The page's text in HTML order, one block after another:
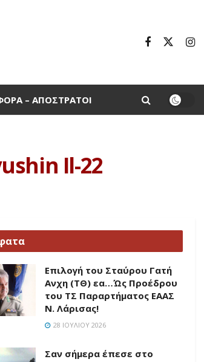
– ΑΠΌΣΤΡΑΤΟΙ
Il-22
Επιλογή του Σταύρου Γατή
Ανχη (ΤΘ) εα…Ώς Προέδρου
του ΤΣ Παραρτήματος ΕΑΑΣ
Ν. Λάρισας!
28 ΙΟΥΛΊΟΥ 2026
Σαν σήμερα έπεσε στο